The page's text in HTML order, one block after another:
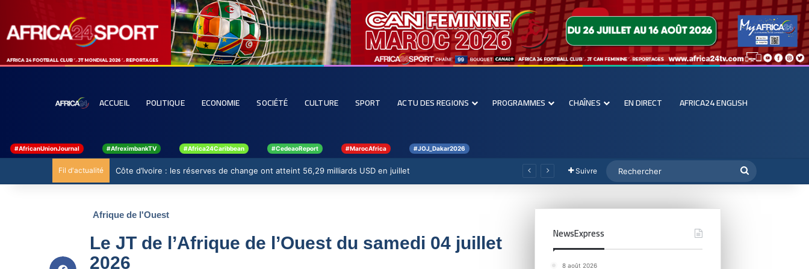
ACCUEIL POLITIQUE ECONOMIE SOCIÉTÉ CULTURE SPORT ACTU DES REGIONS PROGRAMMES CHAÎNES EN DIRECT AFRICA24 ENGLISH
#AfricanUnionJournal #AfreximbankTV #Africa24Caribbean #CedeaoReport #MarocAfrica #JOJ_Dakar2026
Fil d'actualité Côte d’Ivoire : les réserves de change ont atteint 56,29 milliards USD en juillet Suivre
Afrique de l'Ouest
Le JT de l’Afrique de l’Ouest du samedi 04 juillet
2026
NewsExpress
8 août 2026